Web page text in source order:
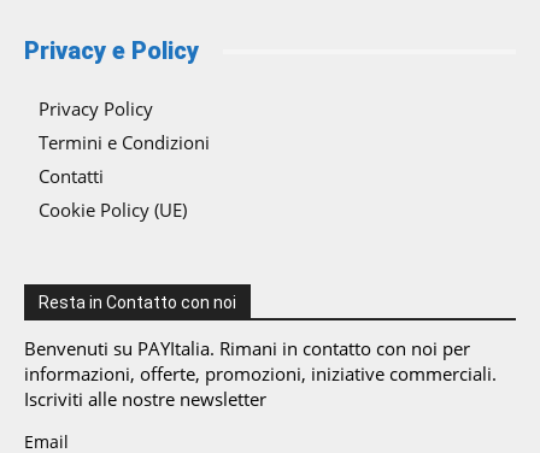
Privacy e Policy
Privacy Policy
Termini e Condizioni
Contatti
Cookie Policy (UE)
Resta in Contatto con noi
Benvenuti su PAYItalia. Rimani in contatto con noi per
informazioni, offerte, promozioni, iniziative commerciali.
Iscriviti alle nostre newsletter
Email